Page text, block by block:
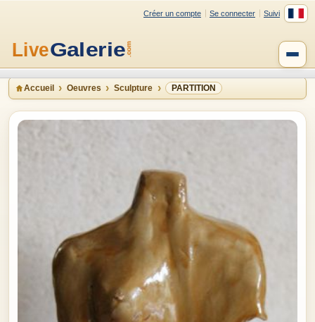
Créer un compte Se connecter Suivi
Accueil Oeuvres Sculpture PARTITION